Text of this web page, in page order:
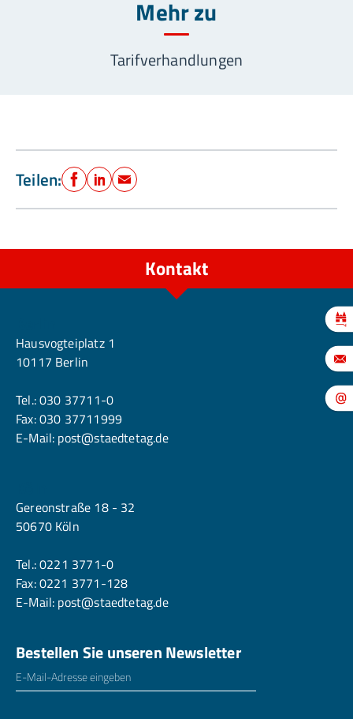
Mehr zu
Tarifverhandlungen
Teilen: Facebook
LinkedIn
E-Mail
Kontakt
Hausvogteiplatz 1
10117 Berlin
Tel.:030 37711-0
Fax: 030 37711999
E-Mail: post@staedtetag.de
Gereonstraße 18 - 32
50670 Köln
Tel.:0221 3771-0
Fax: 0221 3771-128
E-Mail: post@staedtetag.de
Bestellen Sie unseren Newsletter
E-Mailadresse